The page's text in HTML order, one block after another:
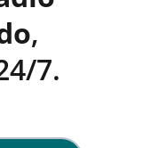
,
7.